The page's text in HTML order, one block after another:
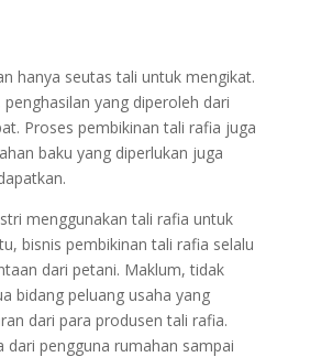
hanya seutas tali untuk mengikat.
yang diperoleh dari
Proses pembikinan tali rafia juga
baku yang diperlukan juga
menggunakan tali rafia untuk
bisnis pembikinan tali rafia selalu
dari petani. Maklum, tidak
bidang peluang usaha yang
dari para produsen tali rafia.
dari pengguna rumahan sampai